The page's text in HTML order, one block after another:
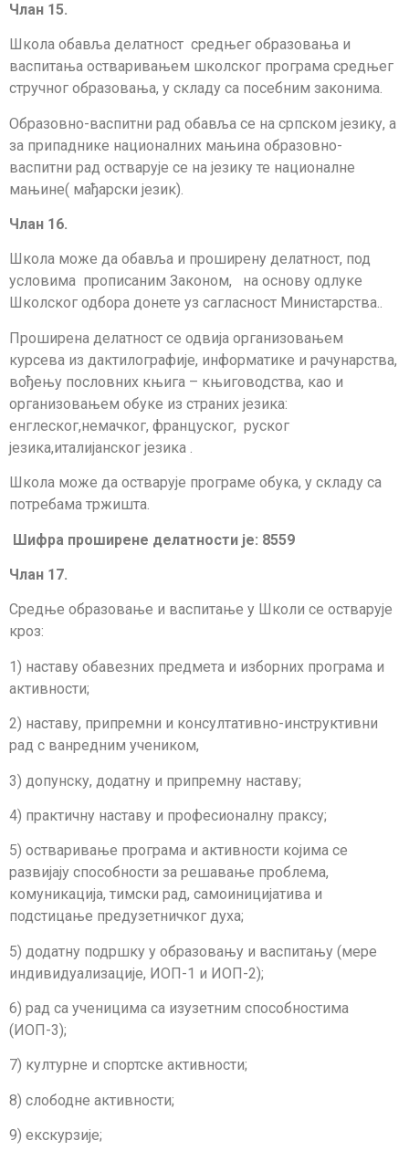
Члан 15.
Школа обавља делатност средњег образовања и
васпитања остваривањем школ­­ског програма средњег
стручног образовања, у складу са посебним законима.
Образовно-васпитни рад обавља се на српском језику, а
за припаднике националних мањина образовно-
васпитни рад остварује се на језику те националне
мањине( мађарски језик).
Члан 16.
Школа може да обавља и проширену делатност, под
условима прописаним Законом,
на основу одлуке
Школског одбора донете уз сагласност Министарства..
Проширена делатност се одвија организовањем
курсевa из дактилографије, информатике и рачунарства,
вођењу пословних књига – књиговодства, као и
организовањем обуке из страних језика:
енглеског,немачког, француског, руског
језика,италијанског језика .
Школа може да остварује програме обука, у складу са
потребама тржишта.
Шифра проширене делатности је: 8559
Члан 17.
Средње образовање и васпитање у Школи се остварује
кроз:
1) наставу обавезних предмета и изборних програма и
активности;
2) наставу, припремни и консултативно-инструктивни
рад с ванредним учени­ком,
3) допунску, додатну и припремну наставу;
4) практичну наставу и професионалну праксу;
5) остваривање програма и активности којима се
развијају способности за ре­ша­ва­ње про­блема,
комуникација, тимски рад, самоиницијатива и
подстицање предузет­нич­­ког духа;
5) додатну подршку у образовању и васпитању (мере
индивидуализације, ИОП-1 и ИОП-2);
6) рад са ученицима са изузетним способностима
(ИОП-3);
7) културне и спортске активности;
8) слободне активности;
9) екскурзије;